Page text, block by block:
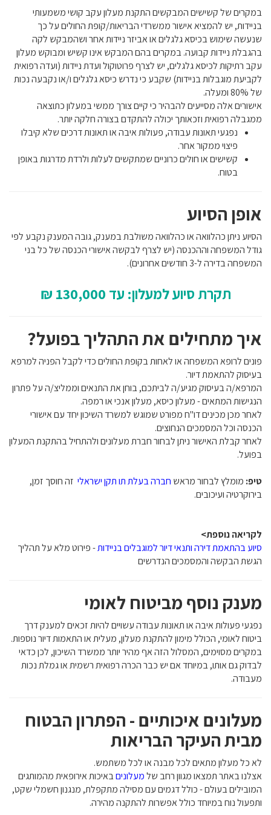
במקרים של קשישים המבקשים התקנת מעלון עקב קושי משמעותי
בניידות, יש להמציא אישור ממשרדי הבריאות/קופת החולים על כך
שנעשה שימוש בכיסא גלגלים או אביזר ניידות אחר ושהמבקש לקה
בהגבלת ניידות קבועה. במקרים בהם המבקש אינו קשיש ומבוקש מעלון
עקב רתיקות לכיסא גלגלים, יש לצרף פרוטוקול ועדת ניידות (ועדה רפואית
לקביעת מוגבלות בניידות) שקבע כי נדרש כיסא גלגלים ו/או נקבעה נכות
של 80% ומעלה.
אישורים אלה מסייעים להבהיר כי קיים צורך ממשי במעלון כתוצאה
ממגבלה רפואית וזכאותך יכולה להתקדם בצורה חלקה יותר.
נפגעי תאונות עבודה, פעולות איבה או תאונות דרכים שלא קיבלו
פיצוי ממקור אחר.
קשישים או חולים כרוניים שמתקשים לעלות ולרדת מדרגות באופן
בטוח.
אופן הסיוע
הסיוע ניתן כהלוואה או כהלוואה משולבת במענק, גובה המענק נקבע לפי
גודל המשפחה וההכנסה (יש לצרף לבקשה אישורי הכנסה של כל בני
המשפחה בדירה ל-3 חודשים אחרונים).
תקרת סיוע למעלון: עד 130,000 ₪
איך מתחילים את התהליך בפועל?
פונים לרופא המשפחה או לאחות בקופת החולים כדי לקבל הפניה למרפא
בעיסוק להתאמת דיור.
המרפא/ה בעיסוק מגיע/ה לביתכם, בוחן את התנאים וממליצ/ה על פתרון
הנגישות המתאים - מעלון כיסא, מעלון אנכי או רמפה.
לאחר מכן מכינים דו"ח מפורט שמוגש למשרד השיכון יחד עם אישורי
הכנסה וכל המסמכים הנחוצים.
לאחר קבלת האישור ניתן לבחור חברת מעלונים ולהתחיל בהתקנת המעלון
בפועל.
טיפ: מומלץ לבחור מראש חברה בעלת תו תקן ישראלי זה חוסך זמן,
בירוקרטיה ועיכובים.
לקריאה נוספת>
סיוע בהתאמת דירה ותנאי דיור למוגבלים בניידות- פירוט מלא על תהליך
הגשת הבקשה והמסמכים הנדרשים
מענק נוסף מביטוח לאומי
נפגעי פעולות איבה או תאונות עבודה עשויים להיות זכאים למענק דרך
ביטוח לאומי, הכולל מימון להתקנת מעלון, מעלית או התאמות דיור נוספות.
במקרים מסוימים, המסלול הזה אף מהיר יותר ממשרד השיכון, לכן כדאי
לבדוק גם אותו, במיוחד אם יש כבר הכרה רפואית רשמית או גמלת נכות
מעבודה.
מעלונים איכותיים - הפתרון הבטוח
מבית העיקר הבריאות
לא כל מעלון מתאים לכל מבנה או לכל משתמש.
אצלנו באתר תמצאו מגוון רחב שלמעלוניםבאיכות אירופאית מהמותגים
המובילים בעולם - כולל דגמים עם מסילה מתקפלת, מנגנון חשמלי שקט,
ותפעול נוח במיוחד כולל אפשרות להתקנה מהירה.